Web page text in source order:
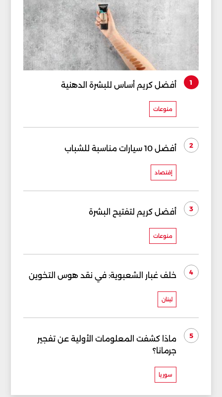
1 أفضل كريم أساس للبشرة الدهنية
منوعات
2 أفضل 10 سيارات مناسبة للشباب
إقتصاد
3 أفضل كريم لتفتيح البشرة
منوعات
4 خلف غبار الشعبوية: في نقد هوس التخوين
لبنان
5
ماذا كشفت المعلومات الأولية عن تفجير
جرمانا؟
سوريا